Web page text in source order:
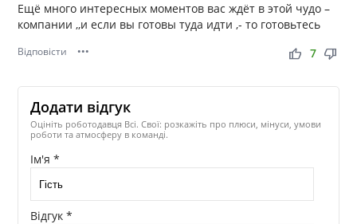
Ещё много интересных моментов вас ждёт в этой чудо –
компании ,,и если вы готовы туда идти ,- то готовьтесь
Відповісти ••• thumb_up thumb_down
7
Додати відгук
Оцініть роботодавця Всі. Свої: розкажіть про плюси, мінуси, умови
роботи та атмосферу в команді.
Ім'я *
Відгук *